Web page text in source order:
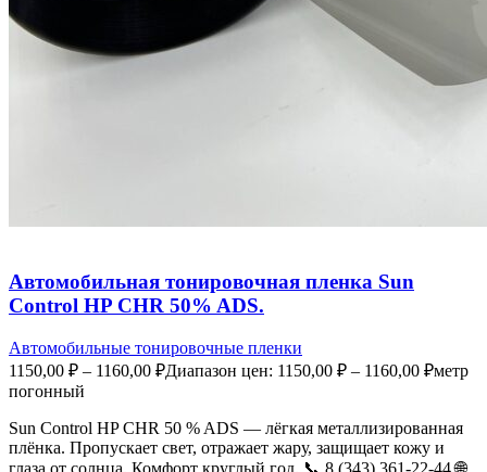
Автомобильная тонировочная пленка Sun
Control HP CHR 50% ADS.
Автомобильные тонировочные пленки
1150,00 ₽ – 1160,00 ₽Диапазон цен: 1150,00 ₽ – 1160,00 ₽метр
погонный
Sun Control HP CHR 50 % ADS — лёгкая металлизированная
плёнка. Пропускает свет, отражает жару, защищает кожу и